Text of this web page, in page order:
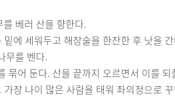
베러 산을 향한다.
에 세워두고 해장술을 한잔한 후 낫을
무를 벤다.
묶어 둔다. 산을 끝까지 오르면서 이를 되
장 나이 많은 사람을 태워 좌의정으로